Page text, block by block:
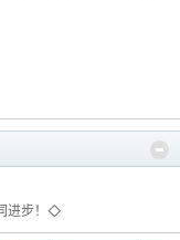
进步！◇